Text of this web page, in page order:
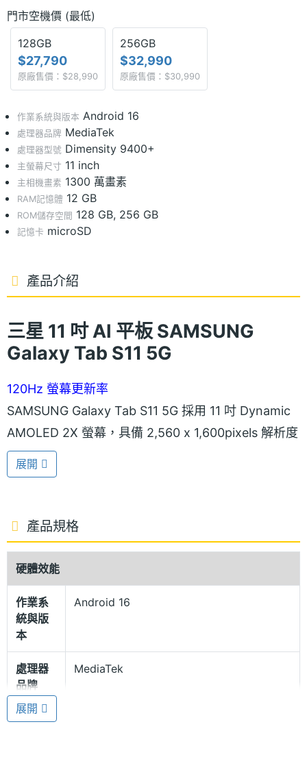
門市空機價 (最低)
128GB
$27,790
原廠售價：$28,990
256GB
$32,990
原廠售價：$30,990
作業系統與版本 Android 16
處理器品牌 MediaTek
處理器型號 Dimensity 9400+
主螢幕尺寸 11 inch
主相機畫素 1300 萬畫素
RAM記憶體 12 GB
ROM儲存空間 128 GB, 256 GB
記憶卡 microSD
產品介紹
三星 11 吋 AI 平板 SAMSUNG
Galaxy Tab S11 5G
120Hz 螢幕更新率
SAMSUNG Galaxy Tab S11 5G 採用 11 吋 Dynamic
AMOLED 2X 螢幕，具備 2,560 x 1,600pixels 解析度
與 120Hz 更新率，帶來流暢細膩的顯示效果，並透過
更纖細的邊框設計來提供更好的觀看視野。螢幕最高
晰呈現，讓閱讀與觀賞體驗更加舒適。
IP68 防塵防水
SAMSUNG Galaxy Tab S11 5G 延續前代的設計風
格，機身厚度僅 5.5mm，輕薄俐落卻同時搭載 Armor
鋁合金材質機身與 IP68 防塵防水等級，即使在書寫或
使用時不慎打翻水杯，也能從容應對，展現日常全方
位的防護。音效部分則內建四組 AKG 調校揚聲器，並
支援 Dolby Atmos，帶來立體且震撼的沉浸式聽覺享
受。
展開
產品規格
硬體效能
作業系
統與版
本
Android 16
處理器
品牌
MediaTek
處理器
展開